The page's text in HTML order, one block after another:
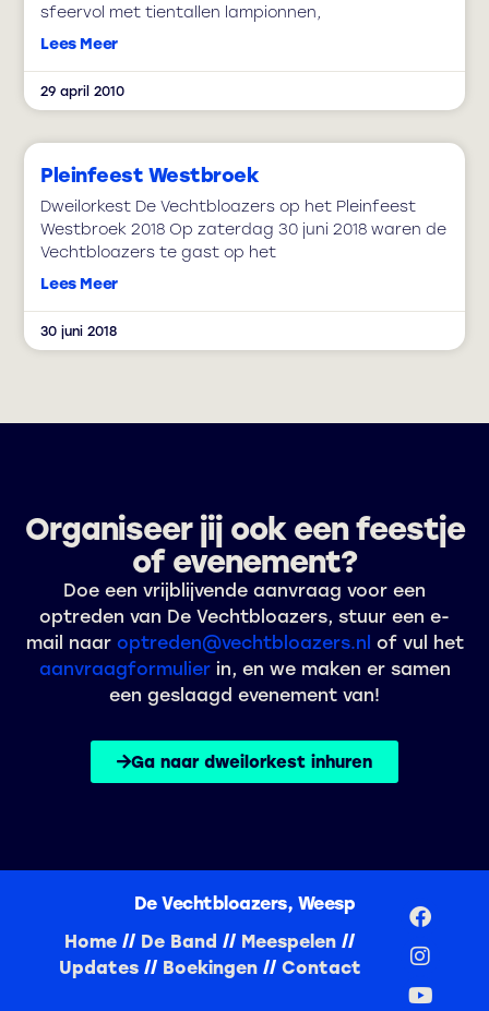
sfeervol met tientallen lampionnen,
Lees Meer
29 april 2010
Pleinfeest Westbroek
Dweilorkest De Vechtbloazers op het Pleinfeest
Westbroek 2018 Op zaterdag 30 juni 2018 waren de
Vechtbloazers te gast op het
Lees Meer
30 juni 2018
Organiseer jij ook een feestje
of evenement?
Doe een vrijblijvende aanvraag voor een
optreden van De Vechtbloazers, stuur een e-
mail naar optreden@vechtbloazers.nl of vul het
aanvraagformulierin, en we maken er samen
een geslaagd evenement van!
Ga naar dweilorkest inhuren
De Vechtbloazers, Weesp
Home // De Band // Meespelen //
Updates// Boekingen// Contact